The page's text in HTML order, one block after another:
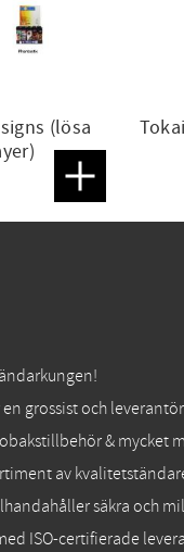
(lösa
Lägg till i
grossist och
& mycket
av
säkra och
ISO-certifierade